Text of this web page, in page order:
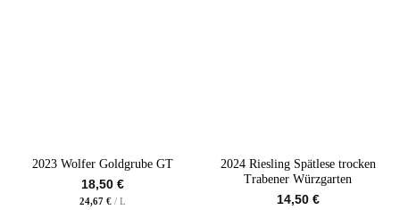
2023 Wolfer Goldgrube GT
18,50 €
24,67 €/ L
2024 Riesling Spätlese trocken
Trabener Würzgarten
14,50 €